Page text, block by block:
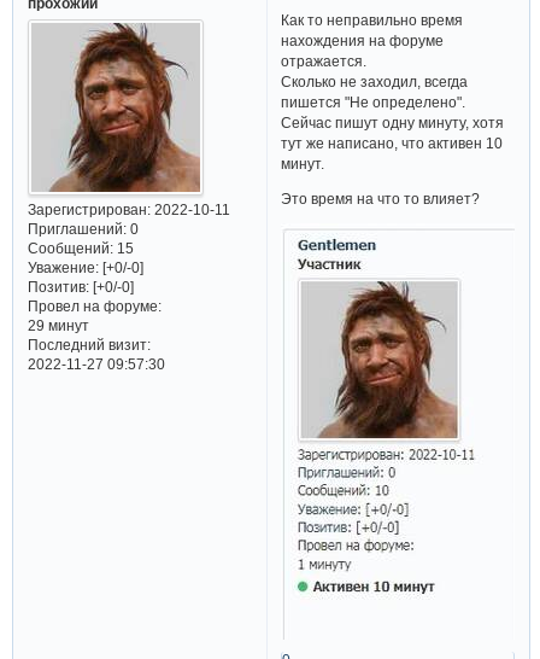
прохожий
Зарегистрирован: 2022-10-11
Приглашений:0
Сообщений:15
Уважение: [+0/-0]
Позитив: [+0/-0]
Провел на форуме:
29 минут
Последний визит:
2022-11-27 09:57:30
Как то неправильно время
нахождения на форуме
отражается.
Сколько не заходил, всегда
пишется "Не определено".
Сейчас пишут одну минуту, хотя
тут же написано, что активен 10
минут.
Это время на что то влияет?